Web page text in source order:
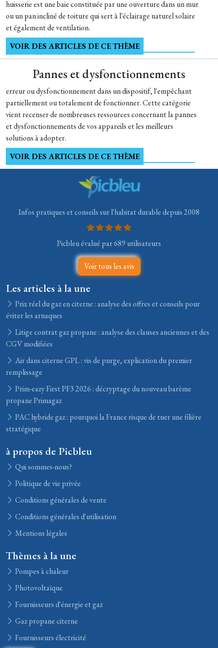
huisserie est une baie constituée par une ouverture dans un mur
ou un pan incliné de toiture qui sert à l'éclairage naturel solaire
et également de ventilation.
VOIR DES ARTICLES DE CE THÈME
Pannes et dysfonctionnements
erreur ou dysfonctionnement dans un dispositif, l'empêchant
partiellement ou totalement de fonctionner. Cette catégorie
vient recenser de nombreuses ressources concernant la pannes
et dysfonctionnements de vos appareils et les meilleurs
solutions à adopter.
VOIR DES ARTICLES DE CE THÈME
Infos pratiques et conseils sur l'habitat durable depuis 2008
Picbleu évalué par 689 utilisateurs
Voir tous les avis
Les articles à la une
Prix réel du gaz en citerne : analyse des offres et conseils pour
éviter les arnaques
Litige contrat gaz propane : analyse des clauses anciennes et des
CGV modifiées
Air dans citerne GPL : vis de purge, explication du premier
remplissage
Prim-eazy First PF3 2026 : décryptage du nouveau barème
propane Primagaz
PAC hybride gaz : pourquoi la France risque de tuer une filière
stratégique
à propos de Picbleu
Qui sommes-nous?
Politique de vie privée
Conditions générales de vente
Conditions générales d'utilisation
Mentions légales
Thèmes à la une
Pompes à chaleur
Photovoltaïque
Fournisseurs d'énergie et gaz
Gaz propane citerne
Fournisseurs électricité